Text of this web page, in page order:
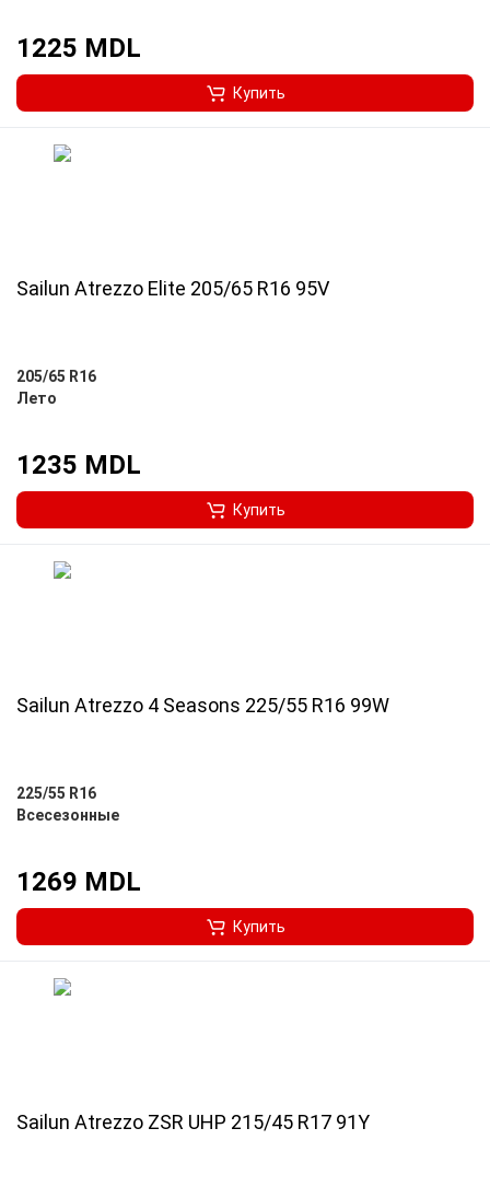
1225 MDL
Купить
Sailun Atrezzo Elite 205/65 R16 95V
205/65 R16
Лето
1235 MDL
Купить
Sailun Atrezzo 4 Seasons 225/55 R16 99W
225/55 R16
Всесезонные
1269 MDL
Купить
Sailun Atrezzo ZSR UHP 215/45 R17 91Y